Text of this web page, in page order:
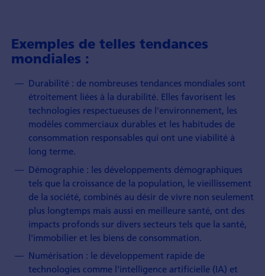
Exemples de telles tendances
mondiales :
Durabilité : de nombreuses tendances mondiales sont
étroitement liées à la durabilité. Elles favorisent les
technologies respectueuses de l'environnement, les
modèles commerciaux durables et les habitudes de
consommation responsables qui ont une viabilité à
long terme.
Démographie : les développements démographiques
tels que la croissance de la population, le vieillissement
de la société, combinés au désir de vivre non seulement
plus longtemps mais aussi en meilleure santé, ont des
impacts profonds sur divers secteurs tels que la santé,
l'immobilier et les biens de consommation.
Numérisation : le développement rapide de
technologies comme l'intelligence artificielle (IA) et